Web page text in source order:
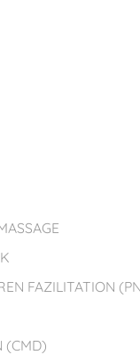
FAZILITATION
(CMD)